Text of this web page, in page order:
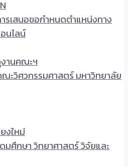
รเสนอขอกำหนดตำแหน่งทาง
นไลน์
านคณะฯ
ะวิศวกรรมศาสตร์ มหาวิทยาลัย
งใหม่
มศึกษา วิทยาศาสตร์ วิจัยและ